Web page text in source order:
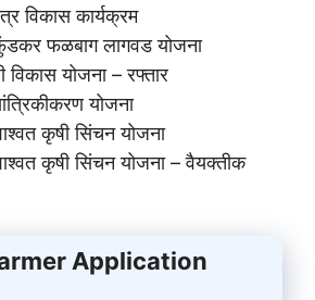
विकास कार्यक्रम
फळबाग लागवड योजना
विकास योजना – रफ्तार
योजना
कृषी सिंचन योजना
कृषी सिंचन योजना – वैयक्तीक
Application